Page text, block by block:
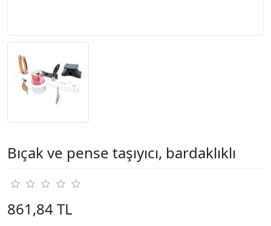
Bıçak ve pense taşıyıcı, bardaklıklı
861,84 TL